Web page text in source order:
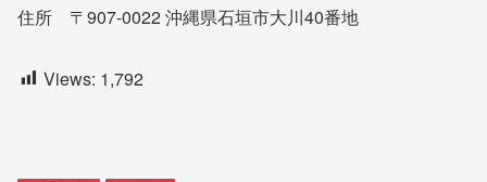
住所 〒907-0022 沖縄県石垣市大川40番地
Views: 1,792